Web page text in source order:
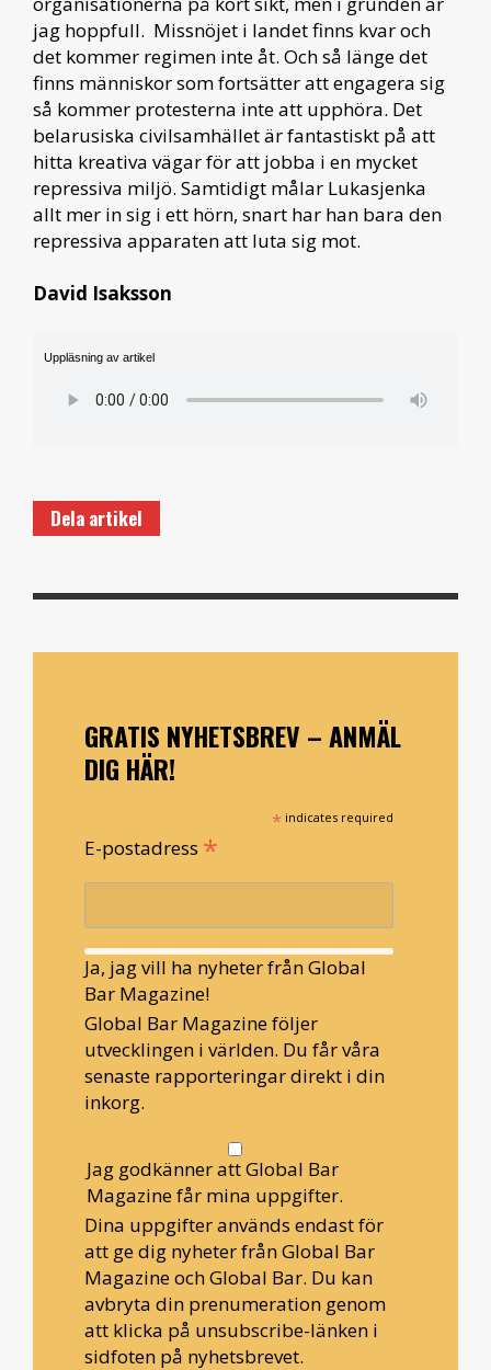
jag hoppfull. Missnöjet i landet finns kvar och
det kommer regimen inte åt. Och så länge det
finns människor som fortsätter att engagera sig
så kommer protesterna inte att upphöra. Det
belarusiska civilsamhället är fantastiskt på att
hitta kreativa vägar för att jobba i en mycket
repressiva miljö. Samtidigt målar Lukasjenka
allt mer in sig i ett hörn, snart har han bara den
repressiva apparaten att luta sig mot.
David Isaksson
Uppläsning av artikel
Dela artikel
GRATIS NYHETSBREV – ANMÄL
DIG HÄR!
* indicates required
E-postadress *
Ja, jag vill ha nyheter från Global
Bar Magazine!
Global Bar Magazine följer
utvecklingen i världen. Du får våra
senaste rapporteringar direkt i din
inkorg.
Jag godkänner att Global Bar
Magazine får mina uppgifter.
Dina uppgifter används endast för
att ge dig nyheter från Global Bar
Magazine och Global Bar. Du kan
avbryta din prenumeration genom
att klicka på unsubscribe-länken i
sidfoten på nyhetsbrevet.